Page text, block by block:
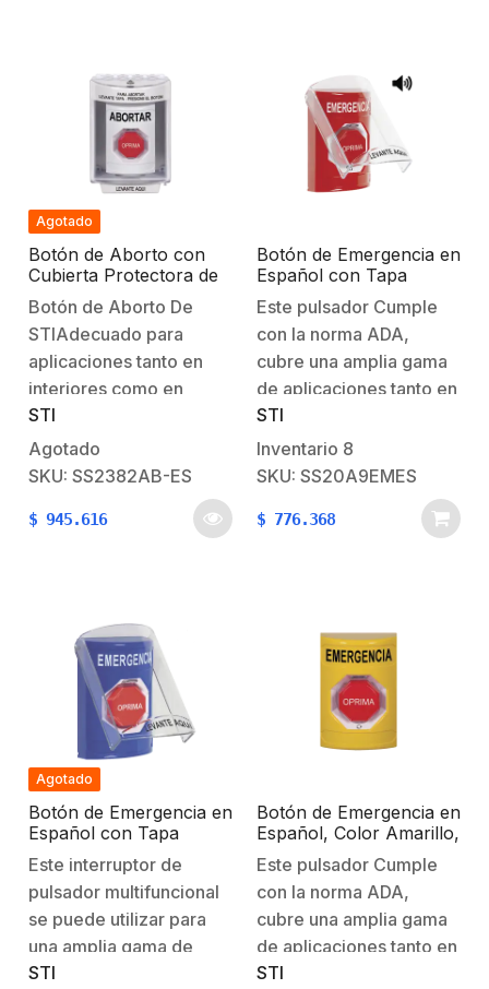
ambosSeñal de batería
bajaAlarma de 105 o 85
dBsAlimentación: 12-24
Vcd o batería…
mal uso o robo de
extintores de…
Agotado
Botón de Aborto con
Cubierta Protectora de
Policarbonato Súper
Resistente y
Restablecimiento con
Llave
Botón de Aborto De
STIAdecuado para
aplicaciones tanto en
interiores como en
exteriores, STI tiene una
variedad de botones de
emergencia,
contacto, botones de
de llamada e
interruptores de botón
pulsador
multipropósito. Muchos…
STI
Agotado
SKU: SS2382AB-ES
$ 945.616
Botón de Emergencia en
Español con Tapa
Protectora de
Policarbonato Súper
Resistente, Acción
Mantenida, Girar para
Restablecer y Sirena
Este pulsador Cumple
con la norma ADA,
cubre una amplia gama
de aplicaciones tanto en
interiores como en
exteriores. La estación
está moldeada de
resistente e incluye un
policarbonato está
respaldado…
STI
Inventario 8
SKU: SS20A9EMES
$ 776.368
Agotado
Botón de Emergencia en
Español con Tapa
Protectora de
Policarbonato Súper
Resistente,
Restablecimiento con
Llave y Sirena
Este interruptor de
pulsador multifuncional
se puede utilizar para
una amplia gama de
aplicaciones en
STI
Botón de Emergencia en
Español, Color Amarillo,
Acción Mantenida, Girar
para Restablecer y LED
Multicolor
Este pulsador Cumple
con la norma ADA,
cubre una amplia gama
de aplicaciones tanto en
interiores como en
STI